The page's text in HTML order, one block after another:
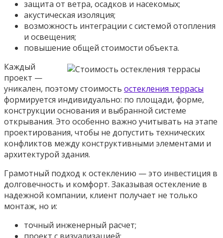
защита от ветра, осадков и насекомых;
акустическая изоляция;
возможность интеграции с системой отопления
и освещения;
повышение общей стоимости объекта.
Каждый
проект —
уникален, поэтому стоимость остекления террасы
формируется индивидуально: по площади, форме,
конструкции основания и выбранной системе
открывания. Это особенно важно учитывать на этапе
проектирования, чтобы не допустить технических
конфликтов между конструктивными элементами и
архитектурой здания.
Грамотный подход к остеклению — это инвестиция в
долговечность и комфорт. Заказывая остекление в
надежной компании, клиент получает не только
монтаж, но и:
точный инженерный расчет;